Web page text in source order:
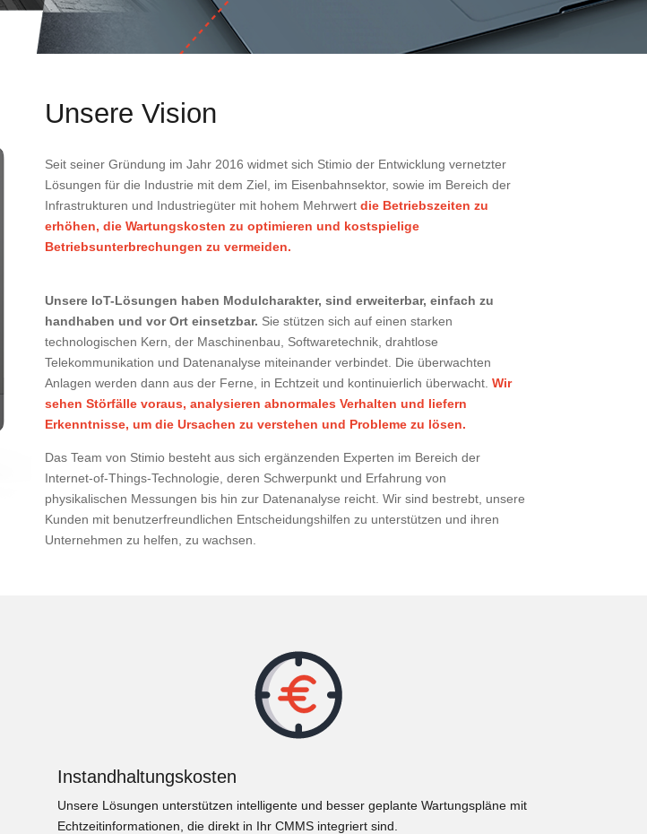
Unsere Vision
Seit seiner Gründung im Jahr 2016 widmet sich Stimio der Entwicklung vernetzter
Lösungen für die Industrie mit dem Ziel, im Eisenbahnsektor, sowie im Bereich der
Infrastrukturen und Industriegüter mit hohem Mehrwert die Betriebszeiten zu
erhöhen, die Wartungskosten zu optimieren und kostspielige
Betriebsunterbrechungen zu vermeiden.
Unsere IoT-Lösungen haben Modulcharakter, sind erweiterbar, einfach zu
handhaben und vor Ort einsetzbar. Sie stützen sich auf einen starken
technologischen Kern, der Maschinenbau, Softwaretechnik, drahtlose
Telekommunikation und Datenanalyse miteinander verbindet. Die überwachten
Anlagen werden dann aus der Ferne, in Echtzeit und kontinuierlich überwacht. Wir
sehen Störfälle voraus, analysieren abnormales Verhalten und liefern
Erkenntnisse, um die Ursachen zu verstehen und Probleme zu lösen.
Das Team von Stimio besteht aus sich ergänzenden Experten im Bereich der
Internet-of-Things-Technologie, deren Schwerpunkt und Erfahrung von
physikalischen Messungen bis hin zur Datenanalyse reicht. Wir sind bestrebt, unsere
Kunden mit benutzerfreundlichen Entscheidungshilfen zu unterstützen und ihren
Unternehmen zu helfen, zu wachsen.
Instandhaltungskosten
Unsere Lösungen unterstützen intelligente und besser geplante Wartungspläne mit
Echtzeitinformationen, die direkt in Ihr CMMS integriert sind.